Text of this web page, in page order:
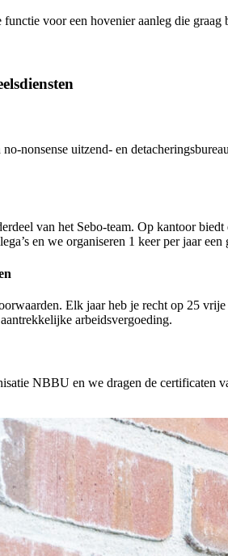
functie voor een hovenier aanleg die
nonsense uitzend- en
van het Sebo-team. Op kantoor
en we organiseren 1 keer per jaar
Elk jaar heb je recht op 25
arbeidsvergoeding.
NBBU en we dragen de